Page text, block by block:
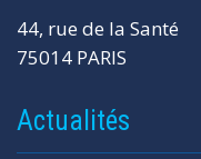
44, rue de la Santé
75014 PARIS
Actualités